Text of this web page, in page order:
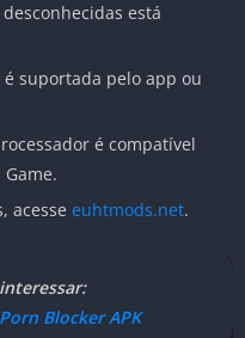
está
suportada pelo app ou
é compatível
acesse euhtmods.net.
Blocker APK